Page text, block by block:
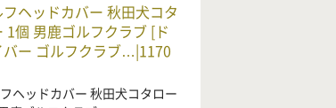
フヘッドカバー 秋田犬コタ
1個 男鹿ゴルフクラブ [ド
バー ゴルフクラブ…|1170
ヘッドカバー 秋田犬コタロー